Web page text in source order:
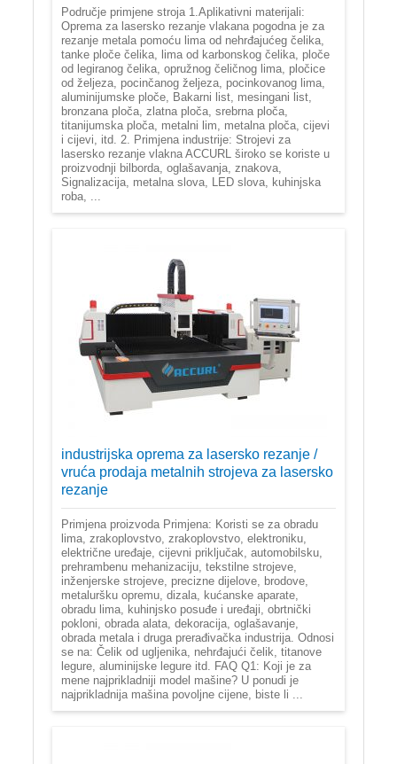
Područje primjene stroja 1.Aplikativni materijali:
Oprema za lasersko rezanje vlakana pogodna je za
rezanje metala pomoću lima od nehrđajućeg čelika,
tanke ploče čelika, lima od karbonskog čelika, ploče
od legiranog čelika, opružnog čeličnog lima, pločice
od željeza, pocinčanog željeza, pocinkovanog lima,
aluminijumske ploče, Bakarni list, mesingani list,
bronzana ploča, zlatna ploča, srebrna ploča,
titanijumska ploča, metalni lim, metalna ploča, cijevi
i cijevi, itd. 2. Primjena industrije: Strojevi za
lasersko rezanje vlakna ACCURL široko se koriste u
proizvodnji bilborda, oglašavanja, znakova,
Signalizacija, metalna slova, LED slova, kuhinjska
roba, ...
industrijska oprema za lasersko rezanje /
vruća prodaja metalnih strojeva za lasersko
rezanje
Primjena proizvoda Primjena: Koristi se za obradu
lima, zrakoplovstvo, zrakoplovstvo, elektroniku,
električne uređaje, cijevni priključak, automobilsku,
prehrambenu mehanizaciju, tekstilne strojeve,
inženjerske strojeve, precizne dijelove, brodove,
metaluršku opremu, dizala, kućanske aparate,
obradu lima, kuhinjsko posuđe i uređaji, obrtnički
pokloni, obrada alata, dekoracija, oglašavanje,
obrada metala i druga prerađivačka industrija. Odnosi
se na: Čelik od ugljenika, nehrđajući čelik, titanove
legure, aluminijske legure itd. FAQ Q1: Koji je za
mene najprikladniji model mašine? U ponudi je
najprikladnija mašina povoljne cijene, biste li ...